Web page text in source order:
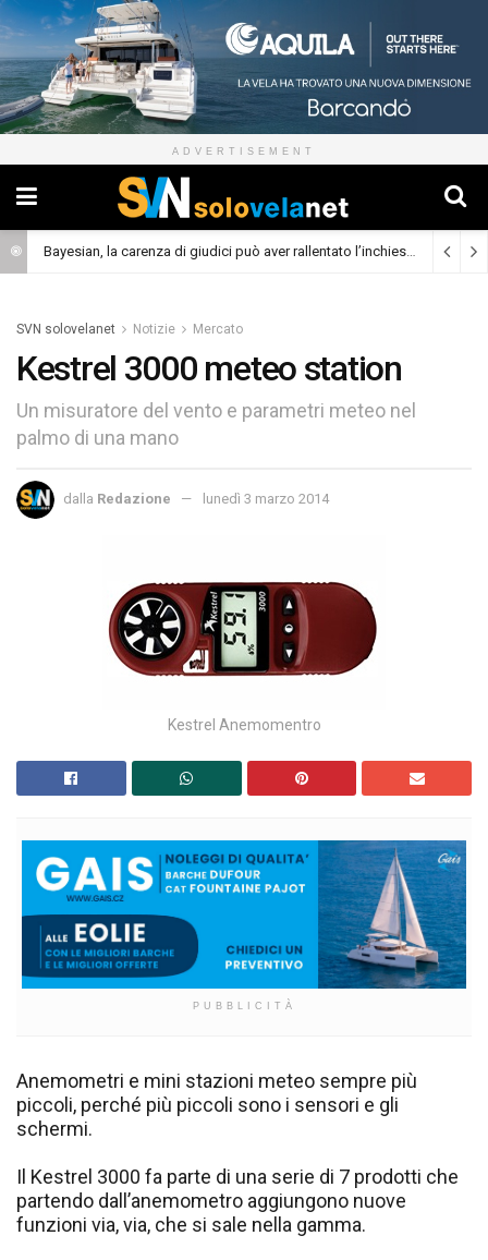
ADVERTISEMENT
Bayesian, la carenza di giudici può aver rallentato l’inchiesta (Cronaca)
SVN solovelanet Notizie Mercato
Kestrel 3000 meteo station
Un misuratore del vento e parametri meteo nel
palmo di una mano
dalla Redazione lunedì 3 marzo 2014
Kestrel Anemomentro
PUBBLICITÀ
Anemometri e mini stazioni meteo sempre più
piccoli, perché più piccoli sono i sensori e gli
schermi.
Il Kestrel 3000 fa parte di una serie di 7 prodotti che
partendo dall’anemometro aggiungono nuove
funzioni via, via, che si sale nella gamma.